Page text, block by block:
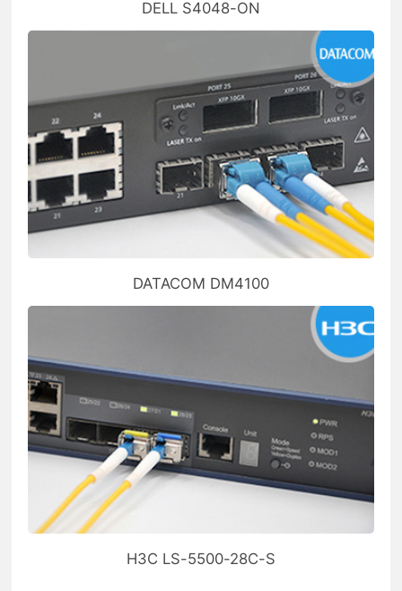
DELL S4048-ON
DATACOM DM4100
H3C LS-5500-28C-S